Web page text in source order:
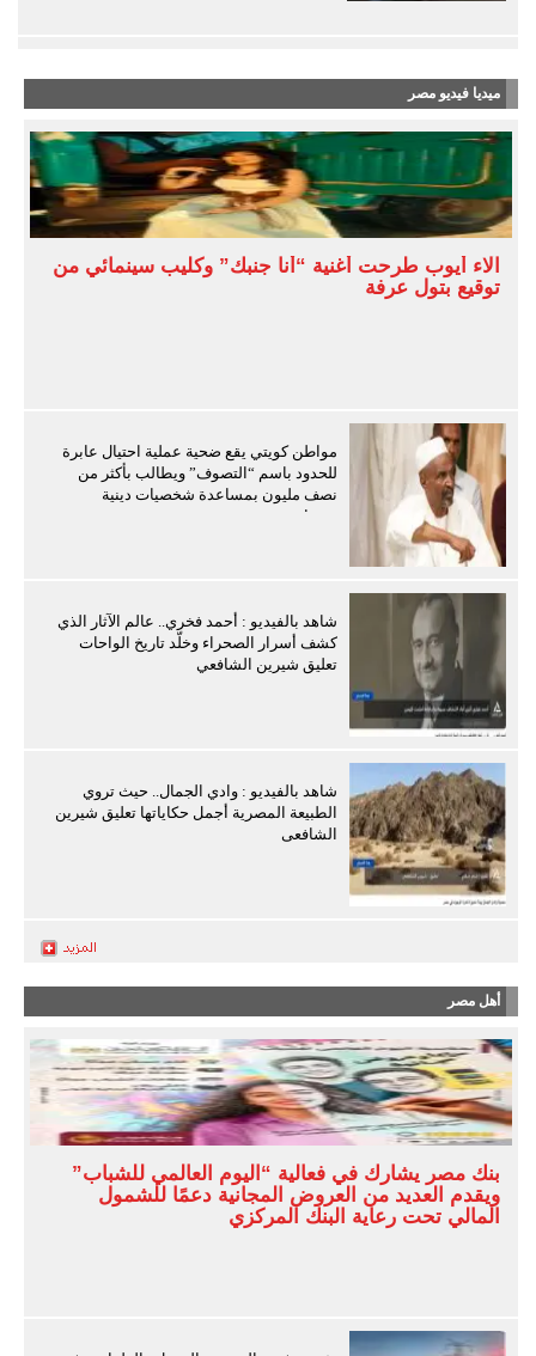
ميديا فيديو مصر
آلاء أيوب طرحت أغنية “أنا جنبك” وكليب سينمائي من
توقيع بتول عرفة
مواطن كويتي يقع ضحية عملية احتيال عابرة
للحدود باسم “التصوف” ويطالب بأكثر من
نصف مليون بمساعدة شخصيات دينية
سودانية
شاهد بالفيديو : أحمد فخري.. عالم الآثار الذي
كشف أسرار الصحراء وخلّد تاريخ الواحات
تعليق شيرين الشافعي
شاهد بالفيديو : وادي الجمال.. حيث تروي
الطبيعة المصرية أجمل حكاياتها تعليق شيرين
الشافعى
أهل مصر
بنك مصر يشارك في فعالية “اليوم العالمي للشباب”
ويقدم العديد من العروض المجانية دعمًا للشمول
المالي تحت رعاية البنك المركزي